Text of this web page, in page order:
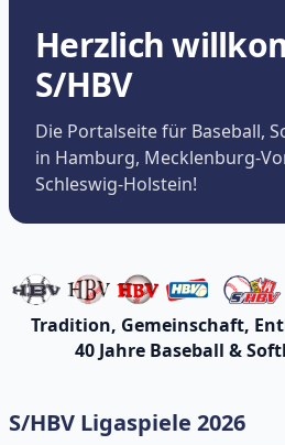
Herzlich
S/HBV
Die Portalseite für Baseball,
in Hamburg, Mecklenburg-
Schleswig-Holstein!
Tradition, Gemeinschaft,
40 Jahre Baseball &
S/HBV Ligaspiele 2026